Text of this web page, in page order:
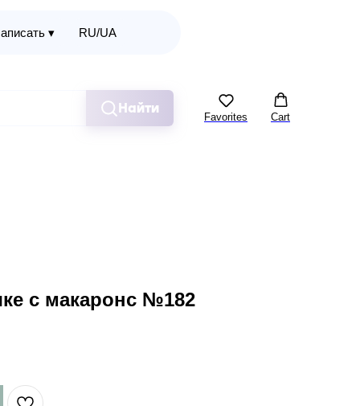
▾ RU/UA
Найти
Favorites Cart
с макаронс №182